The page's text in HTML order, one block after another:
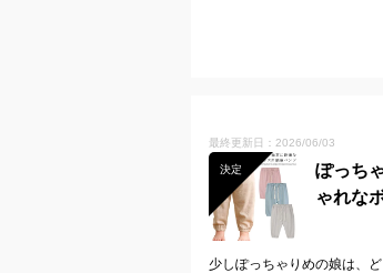
最終更新日：2026/06/03
決定
ぽっち
ゃれな
少しぽっちゃりめの娘は、